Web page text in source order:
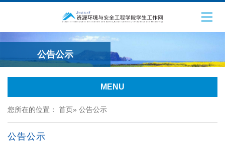
公告公示
MENU
您所在的位置： 首页» 公告公示
公告公示